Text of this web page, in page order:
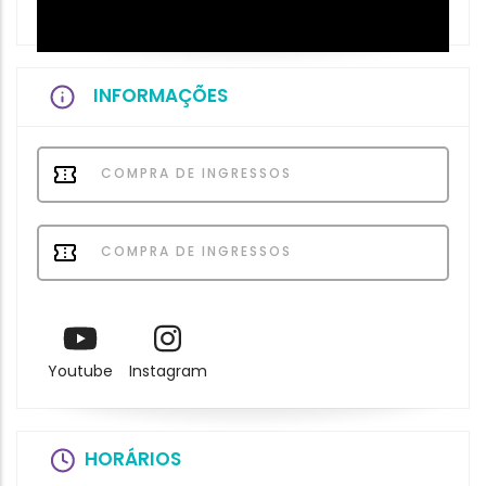
INFORMAÇÕES
COMPRA DE INGRESSOS
COMPRA DE INGRESSOS
Youtube Instagram
HORÁRIOS